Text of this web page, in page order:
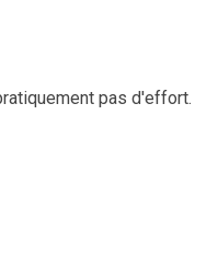
pas d'effort.